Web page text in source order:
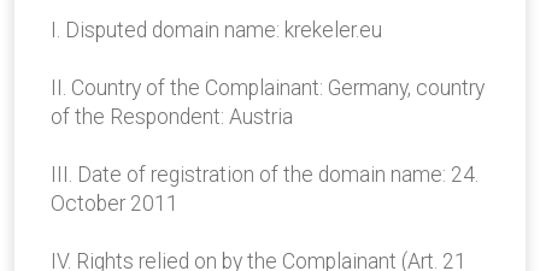
I. Disputed domain name: krekeler.eu
II. Country of the Complainant: Germany, country
of the Respondent: Austria
III. Date of registration of the domain name: 24.
October 2011
IV. Rights relied on by the Complainant (Art. 21